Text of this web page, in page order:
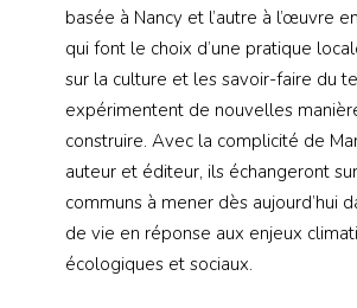
basée à Nancy et l’autre à l’œuvre
qui font le choix d’une pratique
sur la culture et les savoir-faire du
expérimentent de nouvelles
construire. Avec la complicité de
auteur et éditeur, ils échangeront
communs à mener dès aujourd’hui
de vie en réponse aux enjeux
écologiques et sociaux.